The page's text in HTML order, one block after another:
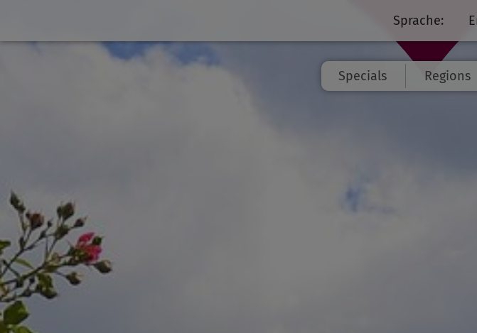
Sprache:
Specials Regions